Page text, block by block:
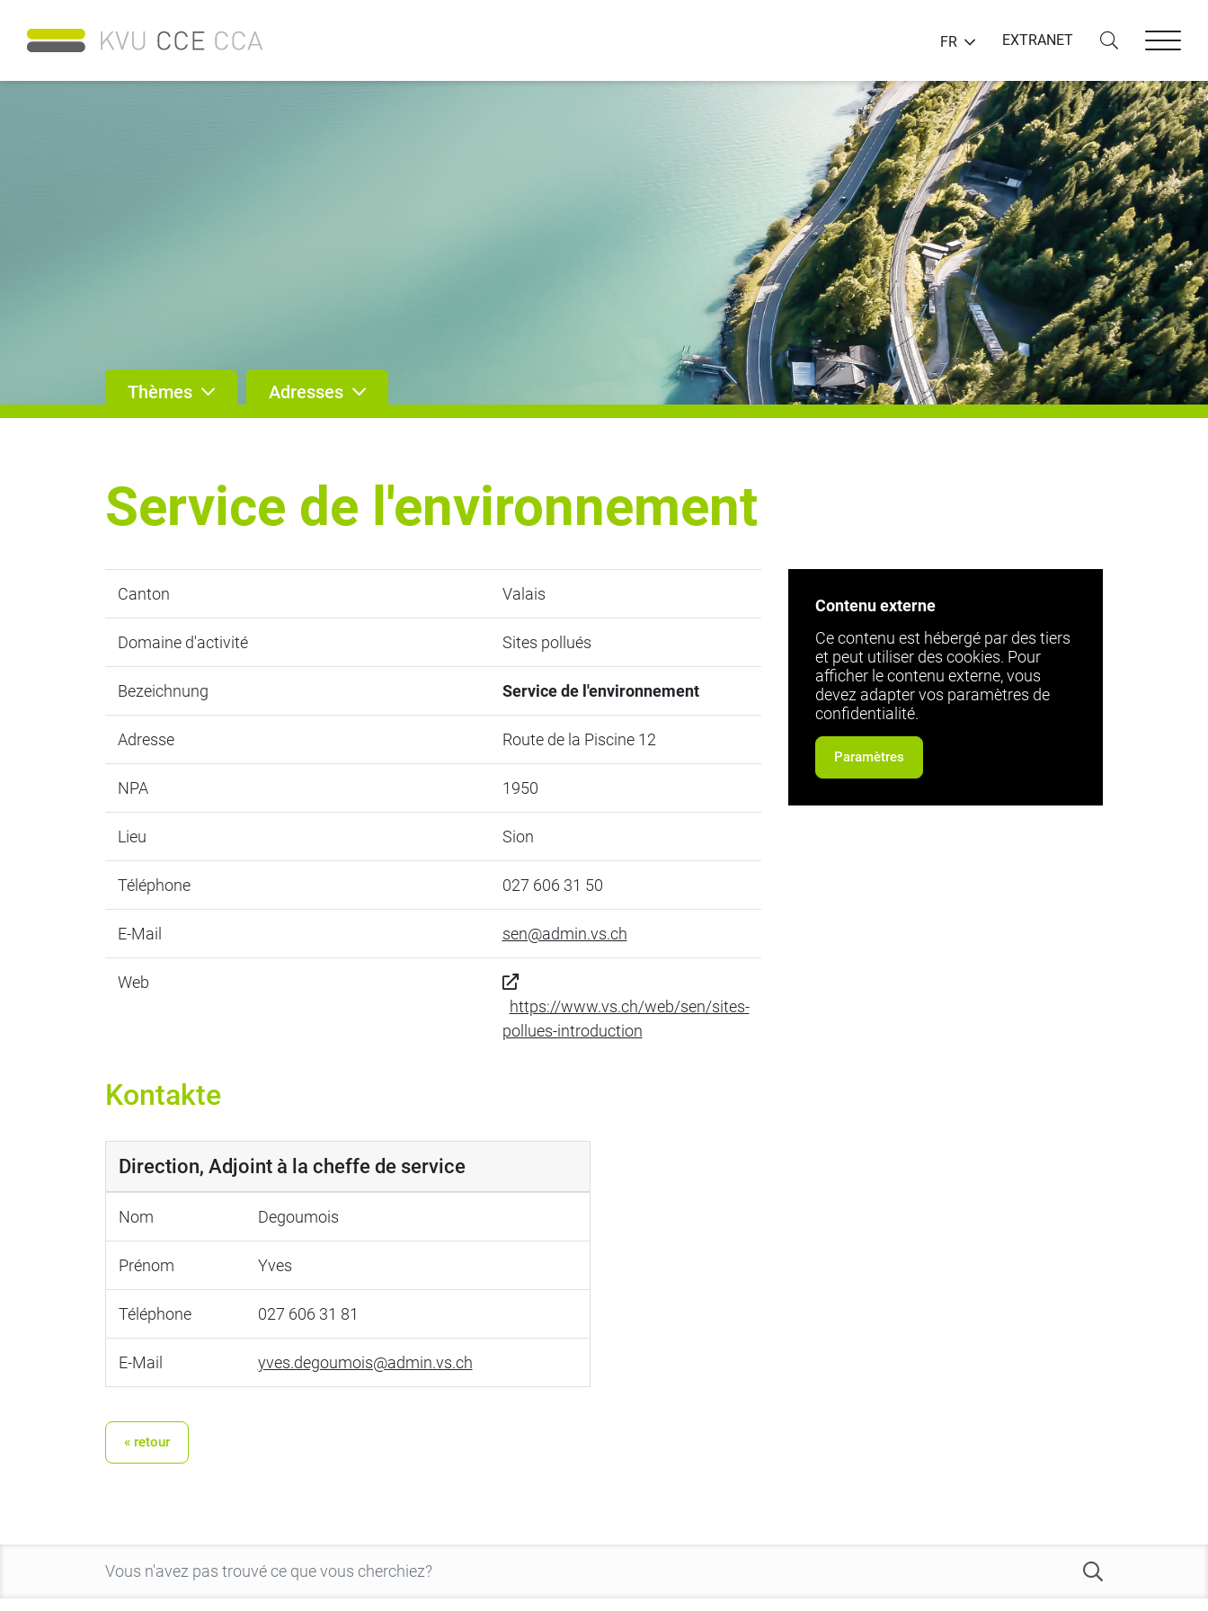
FR EXTRANET
Thèmes Adresses
Service de l'environnement
Canton Valais
Domaine d'activité Sites pollués
Bezeichnung Service de l'environnement
Adresse Route de la Piscine 12
NPA 1950
Lieu Sion
Téléphone 027 606 31 50
E-Mail sen@admin.vs.ch
Web
https://www.vs.ch/web/sen/sites-
pollues-introduction
Contenu externe
Ce contenu est hébergé par des tiers
et peut utiliser des cookies. Pour
afficher le contenu externe, vous
devez adapter vos paramètres de
confidentialité.
Paramètres
Kontakte
Direction, Adjoint à la cheffe de service
Nom Degoumois
Prénom Yves
Téléphone 027 606 31 81
E-Mail yves.degoumois@admin.vs.ch
« retour